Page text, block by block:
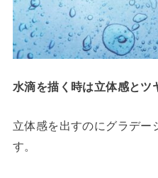
水滴を描く時は立体感とツ
立体感を出すのにグラデー
す。